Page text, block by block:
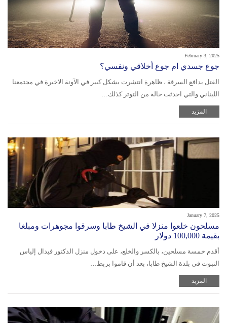
February 3, 2025
جوع جسدي ام جوع أخلاقي ونفسي؟
القتل بدافع السرقة ، ظاهرة انتشرت بشكل كبير في الآونة الاخيرة في مجتمعنا
اللبناني والتي احدثت حالة من التوتر كذلك…
المزيد
January 7, 2025
مسلحون خلعوا منزلا في الشيخ طابا وسرقوا مجوهرات ومبلغا
بقيمة 100,000 دولار
أقدم خمسة مسلحين، بالكسر والخلع، على دخول منزل الدكتور فيدال إلياس
النبوت في بلدة الشيخ طابا، بعد أن قاموا بربط…
المزيد